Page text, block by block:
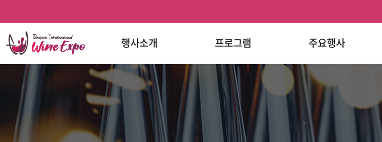
건너뛰기
행사소개 프로그램 주요행사
한눈에
보기
페이스북
인스타그램